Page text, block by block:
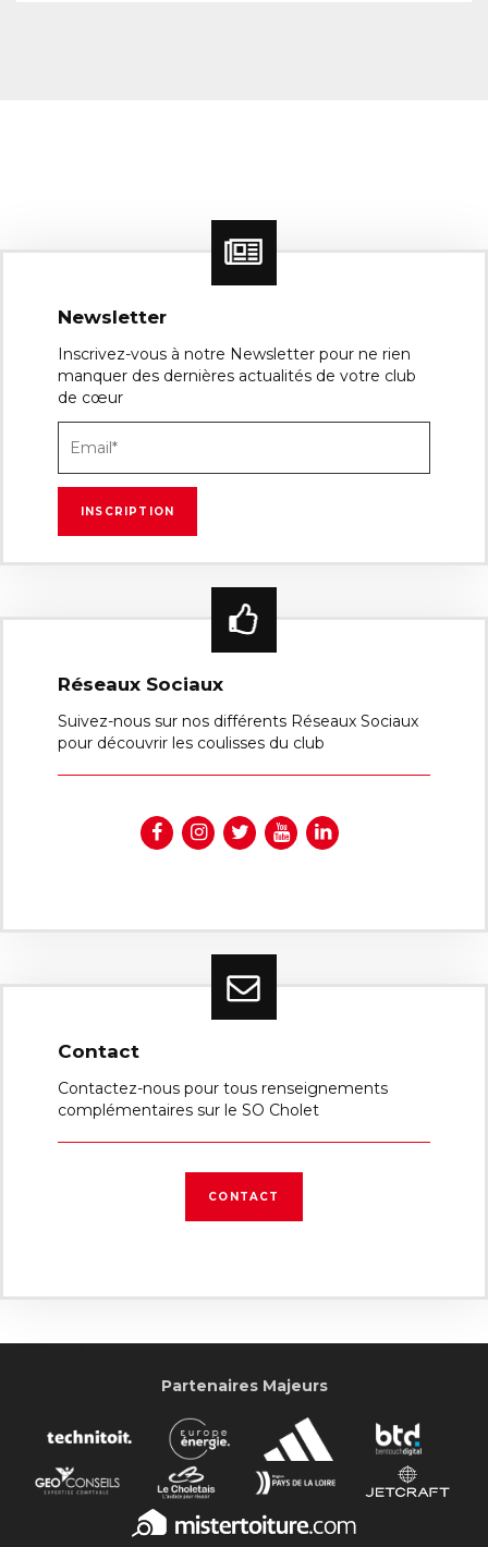
Newsletter
Inscrivez-vous à notre Newsletter pour ne rien
manquer des dernières actualités de votre club
de cœur
Réseaux Sociaux
Suivez-nous sur nos différents Réseaux Sociaux
pour découvrir les coulisses du club
Contact
Contactez-nous pour tous renseignements
complémentaires sur le SO Cholet
CONTACT
Partenaires Majeurs